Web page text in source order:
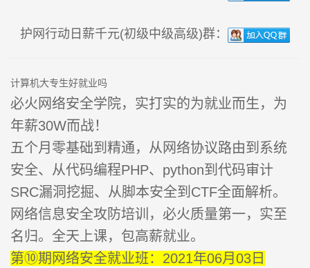
护网行动日薪千元(初级中级高级)群：
计算机大专生好就业吗
必火网络安全学院，实打实的为就业而生，为
年薪30W而战！
五个月零基础到精通，从网络协议路由到系统
安全、从代码编程PHP、python到代码审计
SRC漏洞挖掘、从脚本安全到CTF全面解析。
网络信息安全攻防培训，必火质量第一，实至
名归。全天上课，包高薪就业。
第⑩期网络安全就业班：2021年06月03日